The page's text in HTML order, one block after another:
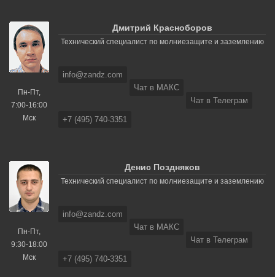
Пн-Пт,
7:00-16:00
Мск
Дмитрий Красноборов
Технический специалист по молниезащите и заземлению
info@zandz.com
Чат в МАКС
Чат в Телеграм
+7 (495) 740-3351
Пн-Пт,
9:30-18:00
Мск
Денис Поздняков
Технический специалист по молниезащите и заземлению
info@zandz.com
Чат в МАКС
Чат в Телеграм
+7 (495) 740-3351